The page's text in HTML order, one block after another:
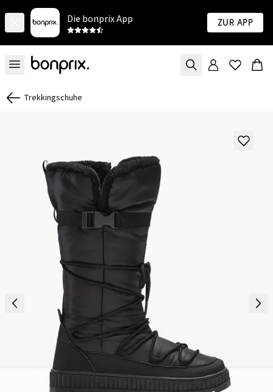
Die bonprix App Zur App
Trekkingschuhe